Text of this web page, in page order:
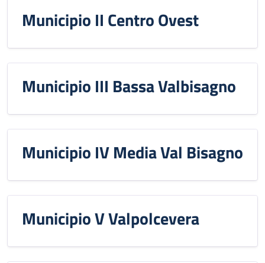
Municipio II Centro Ovest
Municipio III Bassa Valbisagno
Municipio IV Media Val Bisagno
Municipio V Valpolcevera